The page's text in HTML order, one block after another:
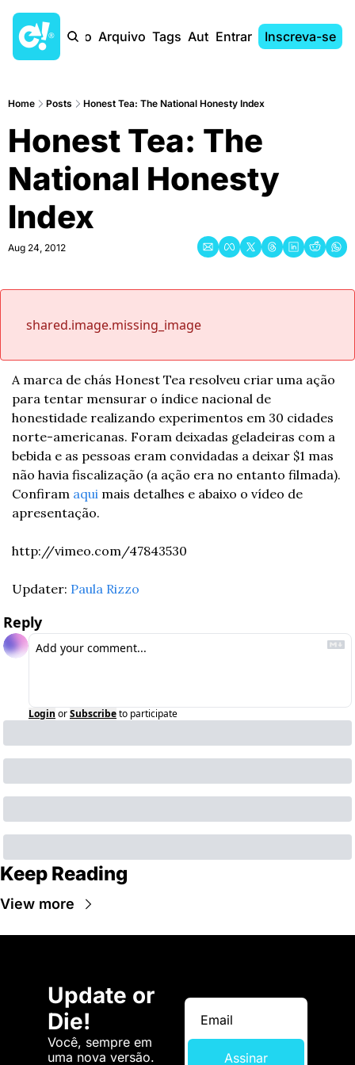
Início Arquivo Tags AutoresEntrar Inscreva-se
Home Posts Honest Tea: The National Honesty Index
Honest Tea: The
National Honesty
Index
Aug 24, 2012
shared.image.missing_image
A marca de chás Honest Tea resolveu criar uma ação
para tentar mensurar o índice nacional de
honestidade realizando experimentos em 30 cidades
norte-americanas. Foram deixadas geladeiras com a
bebida e as pessoas eram convidadas a deixar $1 mas
não havia fiscalização (a ação era no entanto filmada).
Confiram aqui mais detalhes e abaixo o vídeo de
apresentação.
http://vimeo.com/47843530
Updater: Paula Rizzo
Reply
Login orSubscribeto participate
Keep Reading
View more
Update or
Die!
Você, sempre em
uma nova versão.
Assinar